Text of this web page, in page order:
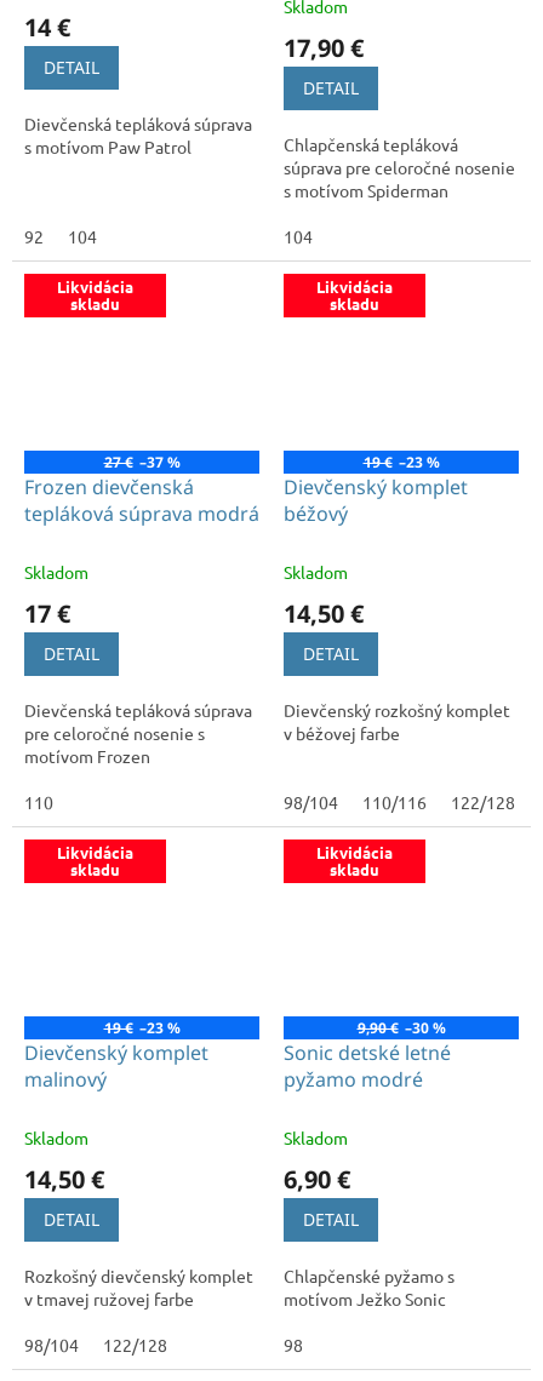
produktu
5,0
5
hviezdičiek.
14 €
DETAIL
Dievčenská tepláková súprava
s motívom Paw Patrol
92 104
Skladom
17,90 €
DETAIL
Chlapčenská tepláková
súprava pre celoročné nosenie
s motívom Spiderman
104
Likvidácia
skladu
27 € –37 %
Frozen dievčenská
tepláková súprava modrá
Skladom
17 €
DETAIL
Dievčenská tepláková súprava
pre celoročné nosenie s
motívom Frozen
110
Likvidácia
skladu
19 € –23 %
Dievčenský komplet
béžový
Skladom
14,50 €
DETAIL
Dievčenský rozkošný komplet
v béžovej farbe
98/104 110/116 122/128
Likvidácia
skladu
19 € –23 %
Dievčenský komplet
malinový
Skladom
14,50 €
DETAIL
Rozkošný dievčenský komplet
v tmavej ružovej farbe
98/104 122/128
Likvidácia
skladu
9,90 € –30 %
Sonic detské letné
pyžamo modré
Skladom
6,90 €
DETAIL
Chlapčenské pyžamo s
motívom Ježko Sonic
98